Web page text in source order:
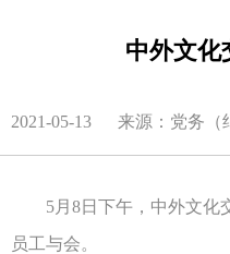
中外文化
2021-05-13 来源：党务（
5月8日下午，中外文化交
员工与会。